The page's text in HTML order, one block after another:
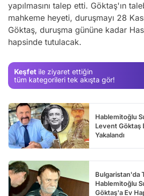
yapılmasını talep etti. Göktaş'ın
mahkeme heyeti, duruşmayı 28
Göktaş, duruşma gününe kadar
hapsinde tutulacak.
Keşfet ile ziyaret ettiğin
tüm kategorileri tek akışta gör!
Hablemitoğlu
Levent Göktaş
Yakalandı
Bulgaristan'da
Hablemitoğlu
Göktaş'a Ev